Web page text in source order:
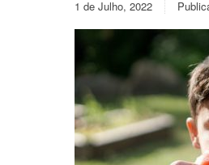
1 de Julho, 2022